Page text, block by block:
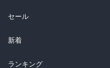
基盤不足を承知の上で能力整備
のである。
総合
ラノベ
雑誌・グラビア
セール
総合
ラノベ
新着
総合
ランキング